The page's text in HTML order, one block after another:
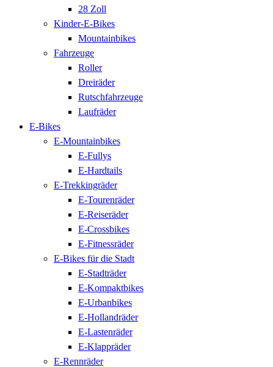
28 Zoll
Kinder-E-Bikes
Mountainbikes
Fahrzeuge
Roller
Dreiräder
Rutschfahrzeuge
Laufräder
E-Bikes
E-Mountainbikes
E-Fullys
E-Hardtails
E-Trekkingräder
E-Tourenräder
E-Reiseräder
E-Crossbikes
E-Fitnessräder
E-Bikes für die Stadt
E-Stadträder
E-Kompaktbikes
E-Urbanbikes
E-Hollandräder
E-Lastenräder
E-Klappräder
E-Rennräder